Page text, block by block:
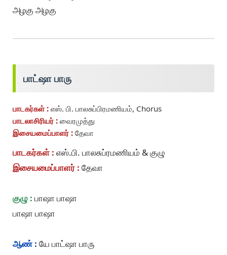
அழகு அழகு
பாட்ஷா பாரு
பாடகர்கள் : எஸ். பி. பாலசுப்பிரமணியம், Chorus
பாடலாசிரியர் : வைரமுத்து
இசையமைப்பாளர் : தேவா
பாடகர்கள் : எஸ்.பி. பாலசுப்ரமணியம் & குழு
இசையமைப்பாளர் : தேவா
குழு : பாஷா பாஷா
பாஷா பாஷா
ஆண் : யே பாட்ஷா பாரு